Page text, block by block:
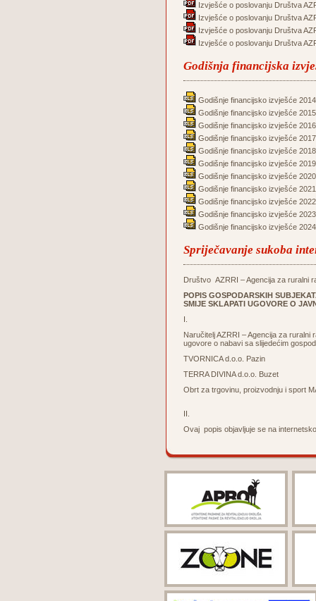
Izvješće o poslovanju Društva
Izvješće o poslovanju Društva
Izvješće o poslovanju Društva
Izvješće o poslovanju Društva
Godišnja financijska
Godišnje financijsko izvješće
Godišnje financijsko izvješće
Godišnje financijsko izvješće
Godišnje financijsko izvješće
Godišnje financijsko izvješće
Godišnje financijsko izvješće
Godišnje financijsko izvješće
Godišnje financijsko izvješće
Godišnje financijsko izvješće
Godišnje financijsko izvješće
Godišnje financijsko izvješće 2024
Spriječavanje sukoba
Društvo AZRRI – Agencija za ruralni
POPIS GOSPODARSKIH
SMIJE SKLAPATI UGOVORE O
I.
Naručitelj AZRRI – Agencija za
ugovore o nabavi sa slijedećim
TVORNICA d.o.o. Pazin
TERRA DIVINA d.o.o. Buzet
Obrt za trgovinu, proizvodnju i sport
II.
Ovaj popis objavljuje se na